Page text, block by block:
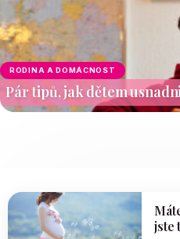
RODINA A DOMÁCNOST
Pár tipů, jak dětem
jste